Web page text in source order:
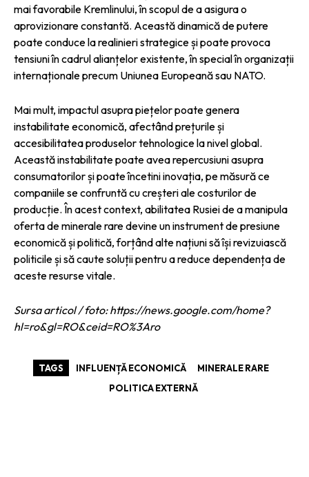
mai favorabile Kremlinului, în scopul de a asigura o
aprovizionare constantă. Această dinamică de putere
poate conduce la realinieri strategice și poate provoca
tensiuni în cadrul alianțelor existente, în special în organizații
internaționale precum Uniunea Europeană sau NATO.
Mai mult, impactul asupra piețelor poate genera
instabilitate economică, afectând prețurile și
accesibilitatea produselor tehnologice la nivel global.
Această instabilitate poate avea repercusiuni asupra
consumatorilor și poate încetini inovația, pe măsură ce
companiile se confruntă cu creșteri ale costurilor de
producție. În acest context, abilitatea Rusiei de a manipula
oferta de minerale rare devine un instrument de presiune
economică și politică, forțând alte națiuni să își revizuiască
politicile și să caute soluții pentru a reduce dependența de
aceste resurse vitale.
Sursa articol / foto: https://news.google.com/home?
hl=ro&gl=RO&ceid=RO%3Aro
TAGS INFLUENȚĂ ECONOMICĂ
MINERALE RARE
POLITICA EXTERNĂ